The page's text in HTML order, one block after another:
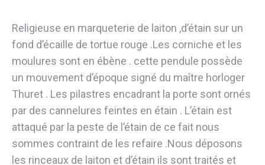
Religieuse en marqueterie de laiton ,d’étain sur un
fond d’écaille de tortue rouge .Les corniche et les
moulures sont en ébène . cette pendule possède
un mouvement d’époque signé du maître horloger
Thuret . Les pilastres encadrant la porte sont ornés
par des cannelures feintes en étain . L’étain est
attaqué par la peste de l’étain de ce fait nous
sommes contraint de les refaire .Nous déposons
les rinceaux de laiton et d’étain ils sont traités et